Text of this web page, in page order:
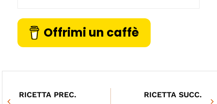
Offrimi un caffè
RICETTA PREC. RICETTA SUCC.